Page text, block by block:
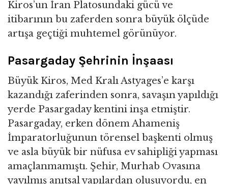
Kiros’un İran Platosundaki gücü ve
itibarının bu zaferden sonra büyük ölçüde
artışa geçtiği muhtemel görünüyor.
Pasargaday Şehrinin İnşaası
Büyük Kiros, Med Kralı Astyages’e karşı
kazandığı zaferinden sonra, savaşın yapıldığı
yerde Pasargaday kentini inşa etmiştir.
Pasargaday, erken dönem Ahameniş
İmparatorluğunun törensel başkenti olmuş
ve asla büyük bir nüfusa ev sahipliği yapması
amaçlanmamıştı. Şehir, Murhab Ovasına
yayılmış anıtsal yapılardan oluşuyordu, en